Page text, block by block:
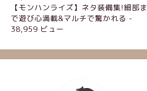
【モンハンライズ】ネタ装備集!細部ま
で遊び心満載&マルチで驚かれる -
38,959 ビュー